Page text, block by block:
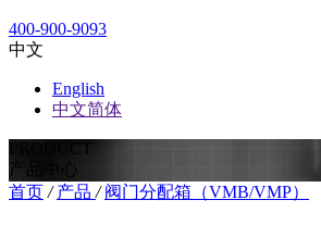
400-900-9093
中文
English
中文简体
产品中心
首页 / 产品 / 阀门分配箱（VMB/VMP）